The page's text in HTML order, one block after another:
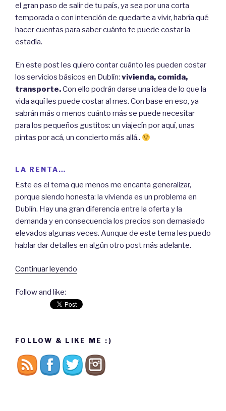
el gran paso de salir de tu país, ya sea por una corta
temporada o con intención de quedarte a vivir, habría qué
hacer cuentas para saber cuánto te puede costar la
estadía.
En este post les quiero contar cuánto les pueden costar
los servicios básicos en Dublín: vivienda, comida,
transporte.Con ello podrán darse una idea de lo que la
vida aquí les puede costar al mes. Con base en eso, ya
sabrán más o menos cuánto más se puede necesitar
para los pequeños gustitos: un viajecín por aquí, unas
pintas por acá, un concierto más allá..
LA RENTA…
Este es el tema que menos me encanta generalizar,
porque siendo honesta: la vivienda es un problema en
Dublín. Hay una gran diferencia entre la oferta y la
demanda y en consecuencia los precios son demasiado
elevados algunas veces. Aunque de este tema les puedo
hablar dar detalles en algún otro post más adelante.
Continuar leyendo
al
sobrevivir
en
Dublín?”
Follow and like:
FOLLOW & LIKE ME :)